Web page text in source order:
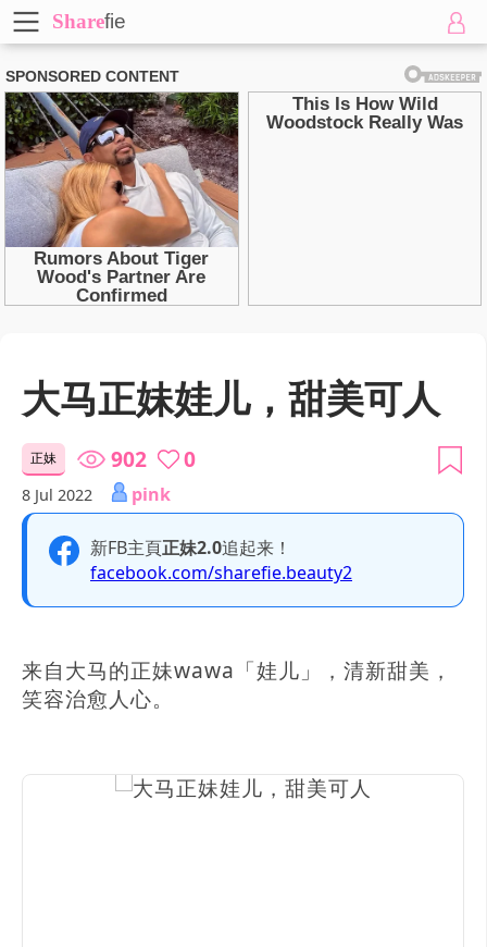
Sharefie
大马正妹娃儿，甜美可人
正妹 902 0
8 Jul 2022 pink
新FB主頁正妹2.0追起来！
facebook.com/sharefie.beauty2
来自大马的正妹wawa「娃儿」，清新甜美，
笑容治愈人心。